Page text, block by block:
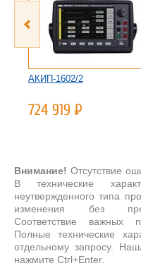
АКИП-1602/2
724 919Р
Внимание! Отсутствие
В технические
неутвержденного типа
изменения без
Соответствие важных
Полные технические
отдельному запросу.
нажмите Ctrl+Enter.